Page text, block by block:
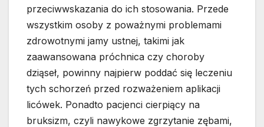
przeciwwskazania do ich stosowania. Przede
wszystkim osoby z poważnymi problemami
zdrowotnymi jamy ustnej, takimi jak
zaawansowana próchnica czy choroby
dziąseł, powinny najpierw poddać się leczeniu
tych schorzeń przed rozważeniem aplikacji
licówek. Ponadto pacjenci cierpiący na
bruksizm, czyli nawykowe zgrzytanie zębami,